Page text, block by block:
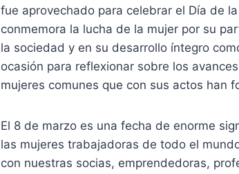
fue aprovechado para celebrar el Día de
conmemora la lucha de la mujer por su
la sociedad y en su desarrollo íntegro
ocasión para reflexionar sobre los
mujeres comunes que con sus actos han
El 8 de marzo es una fecha de enorme
las mujeres trabajadoras de todo el
con nuestras socias, emprendedoras,